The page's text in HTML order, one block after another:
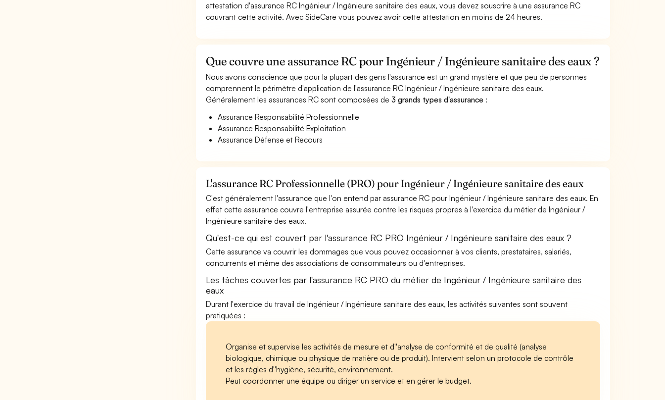
attestation d'assurance RC Ingénieur / Ingénieure sanitaire des eaux, vous devez souscrire à une assurance RC
couvrant cette activité. Avec SideCare vous pouvez avoir cette attestation en moins de 24 heures.
Que couvre une assurance RC pour Ingénieur / Ingénieure sanitaire des eaux ?
Nous avons conscience que pour la plupart des gens l'assurance est un grand mystère et que peu de personnes
comprennent le périmètre d'application de l'assurance RC Ingénieur / Ingénieure sanitaire des eaux.
Généralement les assurances RC sont composées de3 grands types d'assurance :
Assurance Responsabilité Professionnelle
Assurance Responsabilité Exploitation
Assurance Défense et Recours
L'assurance RC Professionnelle (PRO) pour Ingénieur / Ingénieure sanitaire des eaux
C'est généralement l'assurance que l'on entend par assurance RC pour Ingénieur / Ingénieure sanitaire des eaux. En
effet cette assurance couvre l'entreprise assurée contre les risques propres à l'exercice du métier de Ingénieur /
Ingénieure sanitaire des eaux.
Qu'est-ce qui est couvert par l'assurance RC PRO Ingénieur / Ingénieure sanitaire des eaux ?
Cette assurance va couvrir les dommages que vous pouvez occasionner à vos clients, prestataires, salariés,
concurrents et même des associations de consommateurs ou d'entreprises.
Les tâches couvertes par l'assurance RC PRO du métier de Ingénieur / Ingénieure sanitaire des
eaux
Durant l'exercice du travail de Ingénieur / Ingénieure sanitaire des eaux, les activités suivantes sont souvent
pratiquées :
Organise et supervise les activités de mesure et d''analyse de conformité et de qualité (analyse
biologique, chimique ou physique de matière ou de produit). Intervient selon un protocole de contrôle
et les règles d''hygiène, sécurité, environnement.
Peut coordonner une équipe ou diriger un service et en gérer le budget.